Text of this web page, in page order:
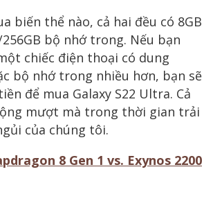
biến thể nào, cả hai đều có 8GB
256GB bộ nhớ trong. Nếu bạn
chiếc điện thoại có dung
bộ nhớ trong nhiều hơn, bạn sẽ
để mua Galaxy S22 Ultra. Cả
mượt mà trong thời gian trải
của chúng tôi.
8 Gen 1 vs. Exynos 2200